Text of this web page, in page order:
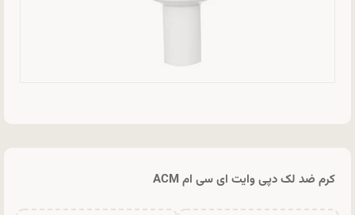
کرم ضد لک دپی وایت ای سی ام ACM